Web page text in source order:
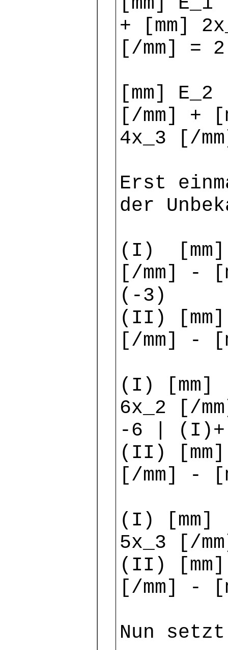
+ [mm]
[/mm] = 2
[mm]
[/mm] +
4x_3 [/
Erst
der
(I) [mm]
[/mm] -
(-3)
(II) [mm]
[/mm] -
(I) [mm]
6x_2 [/
-6 |
(II) [mm]
[/mm] -
(I) [mm]
5x_3 [/
(II) [mm]
[/mm] -
Nun